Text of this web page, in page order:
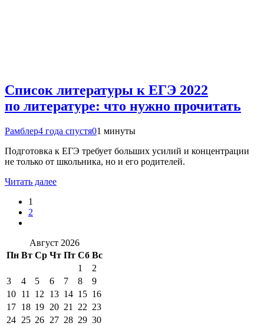
Список литературы к ЕГЭ 2022
по литературе: что нужно прочитать
Рамблер4 года спустя01 минуты
Подготовка к ЕГЭ требует больших усилий и концентрации
не только от школьника, но и его родителей.
Читать далее
1
2
Август 2026
Пн Вт Ср Чт Пт Сб Вс
1
2
3
4 5 6 7 8
9
10 11 12 13 14 15 16
17 18 19 20 21 22 23
24 25 26 27 28 29 30